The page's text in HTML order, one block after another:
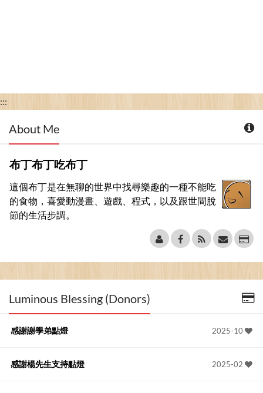
:::
About Me
布丁布丁吃布丁
這個布丁是在無聊的世界中找尋樂趣的一種不能吃
的食物，喜愛動漫畫、遊戲、程式，以及跟世間脫
節的生活步調。
Luminous Blessing (Donors)
2025-10
感謝謝學弟點燈
2025-02
感謝楊先生支持點燈